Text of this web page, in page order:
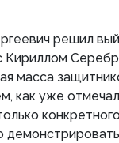
решил
Кириллом
масса
как уже